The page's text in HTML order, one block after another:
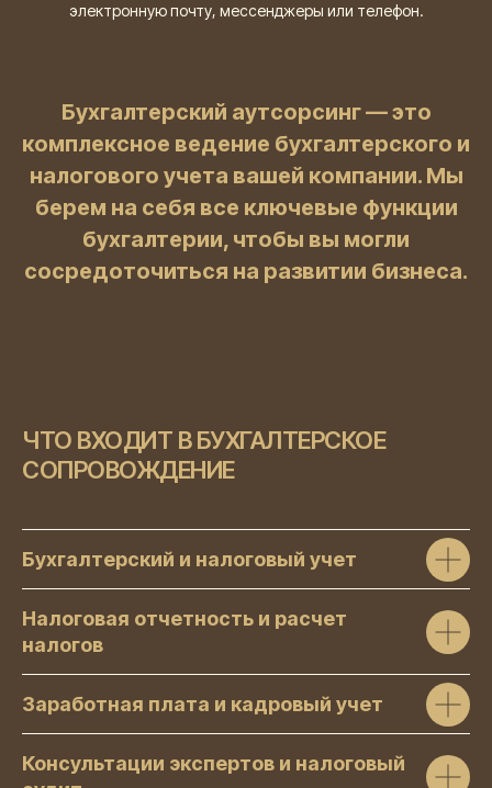
электронную почту, мессенджеры или телефон.
Бухгалтерский аутсорсинг — это
комплексное ведение бухгалтерского и
налогового учета вашей компании. Мы
берем на себя все ключевые функции
бухгалтерии, чтобы вы могли
сосредоточиться на развитии бизнеса.
ЧТО ВХОДИТ В БУХГАЛТЕРСКОЕ
СОПРОВОЖДЕНИЕ
Бухгалтерский и налоговый учет
Налоговая отчетность и расчет
налогов
Заработная плата и кадровый учет
Консультации экспертов и налоговый